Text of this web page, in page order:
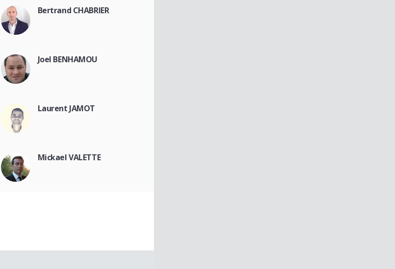
Bertrand CHABRIER
Joel BENHAMOU
Laurent JAMOT
Mickael VALETTE